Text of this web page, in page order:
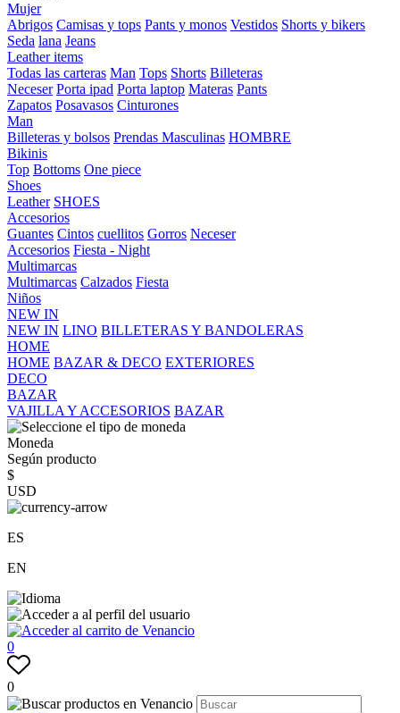
Mujer
Abrigos Camisas y tops Pants y monos Vestidos Shorts y bikers
Seda lana Jeans
Leather items
Todas las carteras Man Tops Shorts Billeteras
Neceser Porta ipad Porta laptop Materas Pants
Zapatos Posavasos Cinturones
Man
Billeteras y bolsos Prendas Masculinas HOMBRE
Bikinis
Top Bottoms One piece
Shoes
Leather SHOES
Accesorios
Guantes Cintos cuellitos Gorros Neceser
Accesorios Fiesta - Night
Multimarcas
Multimarcas Calzados Fiesta
Niños
NEW IN
NEW IN LINO BILLETERAS Y BANDOLERAS
HOME
HOME BAZAR & DECO EXTERIORES
DECO
BAZAR
VAJILLA Y ACCESORIOS BAZAR
Moneda
Según producto
$
USD
ES
EN
0
0